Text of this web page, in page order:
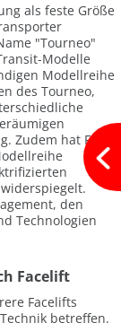
als feste Größe
"Tourneo"
Modelle
Modellreihe
des Tourneo,
Zudem hat Ford
den
Technologien
Facelift
Facelifts
betreffen.